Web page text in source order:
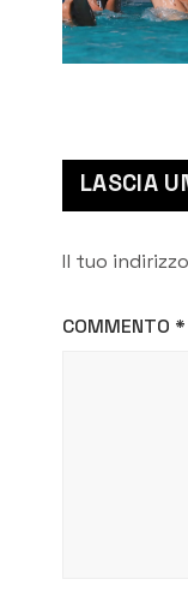
LASCIA
Il tuo
COMMENTO *